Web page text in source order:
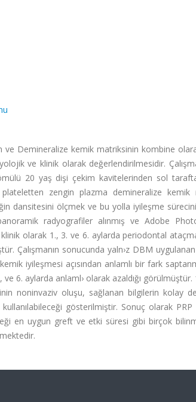
ve Demineralize kemik matriksinin kombine
ve klinik olarak değerlendirilmesidir.
20 yaş dişi çekim kavitelerinden sol
zengin plazma demineralize kemik
dansitesini ölçmek ve bu yolla iyileşme
radyografiler alınmış ve Adobe
olarak 1., 3. ve 6. aylarda periodontal
Çalışmanın sonucunda yaln›z DBM
iyileşmesi açısından anlamlı bir fark
6. aylarda anlaml› olarak azaldığı
noninvaziv oluşu, sağlanan bilgilerin kolay
gösterilmiştir. Sonuç olarak
en uygun greft ve etki süresi gibi birçok